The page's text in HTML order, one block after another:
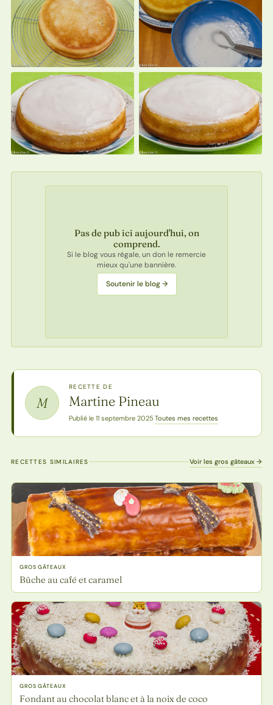
Pas de pub ici aujourd'hui, on
comprend.
Si le blog vous régale, un don le remercie
mieux qu'une bannière.
Soutenir le blog →
M
RECETTE DE
Martine Pineau
Publié le 11 septembre 2025·Toutes mes recettes
RECETTES SIMILAIRES Voir les gros gâteaux →
GROS GÂTEAUX
Bûche au café et caramel
GROS GÂTEAUX
Fondant au chocolat blanc et à la noix de coco